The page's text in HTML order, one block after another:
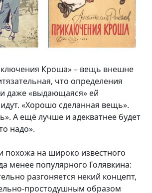
Кроша» – вещь внешне
что определения
даже «выдающаяся» ей
«Хорошо сделанная вещь».
А ещё лучше и адекватнее будет
надо».
похожа на широко известного
менее популярного Голявкина:
разгоняется некий концепт,
простодушным образом